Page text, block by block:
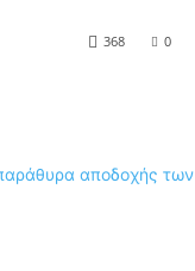
0
368